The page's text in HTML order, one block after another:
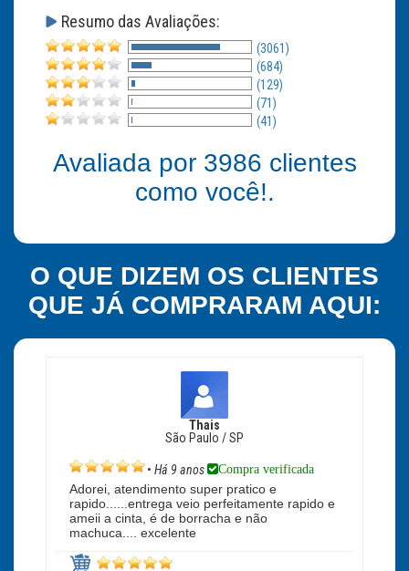
Resumo das Avaliações:
(3061)
(684)
(129)
(71)
(41)
Avaliada por 3986 clientes
como você!.
O QUE DIZEM OS CLIENTES
QUE JÁ COMPRARAM AQUI:
Thais
São Paulo / SP
• Há 9 anos Compra verificada
Adorei, atendimento super pratico e
rapido......entrega veio perfeitamente rapido e
ameii a cinta, é de borracha e não
machuca.... excelente